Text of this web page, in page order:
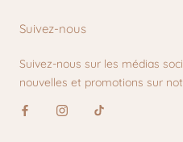
Suivez-nous
Suivez-nous sur les médias
nouvelles et promotions sur